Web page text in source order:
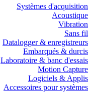
Systèmes d'acquisition
Acoustique
Vibration
Sans fil
Datalogger & enregistreurs
Embarqués & durcis
Laboratoire & banc d'essais
Motion Capture
Logiciels & Applis
Accessoires pour systèmes